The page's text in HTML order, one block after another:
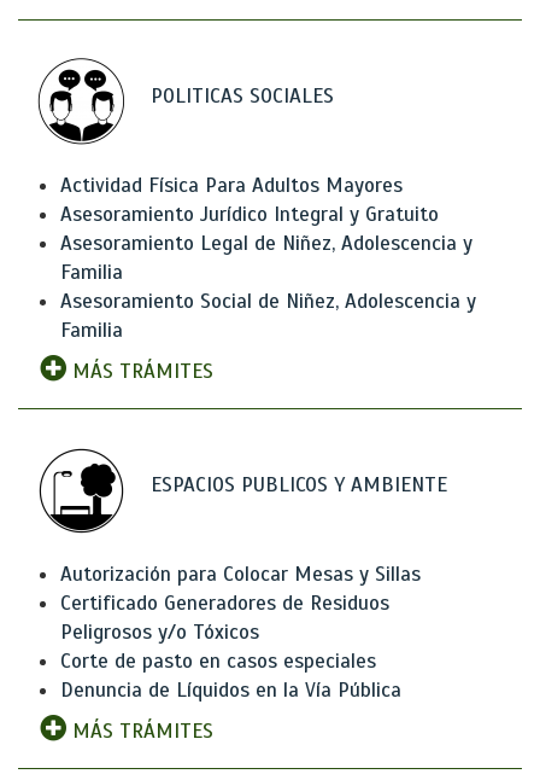
POLITICAS SOCIALES
Actividad Física Para Adultos Mayores
Asesoramiento Jurídico Integral y Gratuito
Asesoramiento Legal de Niñez, Adolescencia y
Familia
Asesoramiento Social de Niñez, Adolescencia y
Familia
MÁS TRÁMITES
ESPACIOS PUBLICOS Y AMBIENTE
Autorización para Colocar Mesas y Sillas
Certificado Generadores de Residuos
Peligrosos y/o Tóxicos
Corte de pasto en casos especiales
Denuncia de Líquidos en la Vía Pública
MÁS TRÁMITES